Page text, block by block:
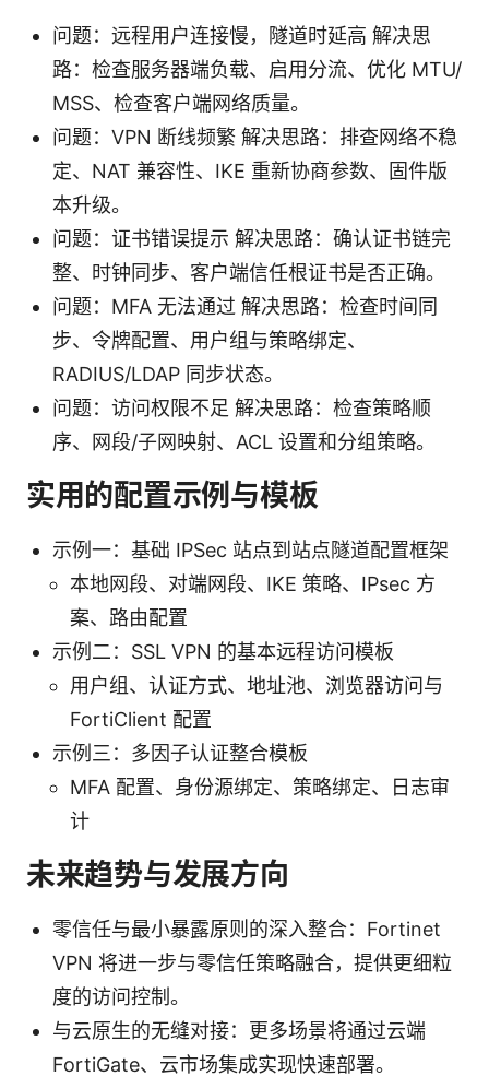
问题：远程用户连接慢，隧道时延高 解决思
路：检查服务器端负载、启用分流、优化 MTU/
MSS、检查客户端网络质量。
问题：VPN 断线频繁 解决思路：排查网络不稳
定、NAT 兼容性、IKE 重新协商参数、固件版
本升级。
问题：证书错误提示 解决思路：确认证书链完
整、时钟同步、客户端信任根证书是否正确。
问题：MFA 无法通过 解决思路：检查时间同
步、令牌配置、用户组与策略绑定、
RADIUS/LDAP 同步状态。
问题：访问权限不足 解决思路：检查策略顺
序、网段/子网映射、ACL 设置和分组策略。
实用的配置示例与模板
示例一：基础 IPSec 站点到站点隧道配置框架
本地网段、对端网段、IKE 策略、IPsec 方
案、路由配置
示例二：SSL VPN 的基本远程访问模板
用户组、认证方式、地址池、浏览器访问与
FortiClient 配置
示例三：多因子认证整合模板
MFA 配置、身份源绑定、策略绑定、日志审
计
未来趋势与发展方向
零信任与最小暴露原则的深入整合：Fortinet
VPN 将进一步与零信任策略融合，提供更细粒
度的访问控制。
与云原生的无缝对接：更多场景将通过云端
FortiGate、云市场集成实现快速部署。